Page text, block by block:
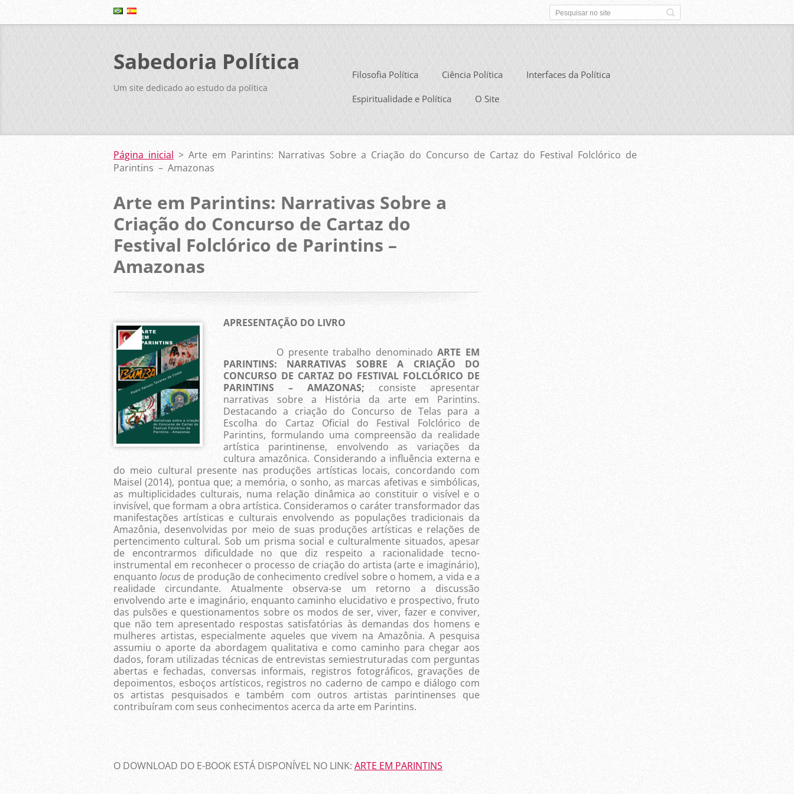
Sabedoria Política
Um site dedicado ao estudo da política
Filosofia Política Ciência Política Interfaces da Política
Espiritualidade e Política O Site
Página inicial > Arte em Parintins: Narrativas Sobre a Criação do Concurso de Cartaz do Festival Folclórico de
Parintins – Amazonas
Arte em Parintins: Narrativas Sobre a
Criação do Concurso de Cartaz do
Festival Folclórico de Parintins –
Amazonas
APRESENTAÇÃO DO LIVRO
O presente trabalho denominadoARTE EM
PARINTINS: NARRATIVAS SOBRE A CRIAÇÃO DO
CONCURSO DE CARTAZ DO FESTIVAL FOLCLÓRICO DE
PARINTINS – AMAZONAS; consiste apresentar
narrativas sobre a História da arte em Parintins.
Destacando a criação do Concurso de Telas para a
Escolha do Cartaz Oficial do Festival Folclórico de
Parintins, formulando uma compreensão da realidade
artística parintinense, envolvendo as variações da
cultura amazônica. Considerando a influência externa e
do meio cultural presente nas produções artísticas locais, concordando com
Maisel (2014), pontua que; a memória, o sonho, as marcas afetivas e simbólicas,
as multiplicidades culturais, numa relação dinâmica ao constituir o visível e o
invisível, que formam a obra artística. Consideramos o caráter transformador das
manifestações artísticas e culturais envolvendo as populações tradicionais da
Amazônia, desenvolvidas por meio de suas produções artísticas e relações de
pertencimento cultural. Sob um prisma social e culturalmente situados, apesar
de encontrarmos dificuldade no que diz respeito a racionalidade tecno-
instrumental em reconhecer o processo de criação do artista (arte e imaginário),
enquantolocusde produção de conhecimento credível sobre o homem, a vida e a
realidade circundante. Atualmente observa-se um retorno a discussão
envolvendo arte e imaginário, enquanto caminho elucidativo e prospectivo, fruto
das pulsões e questionamentos sobre os modos de ser, viver, fazer e conviver,
que não tem apresentado respostas satisfatórias às demandas dos homens e
mulheres artistas, especialmente aqueles que vivem na Amazônia. A pesquisa
assumiu o aporte da abordagem qualitativa e como caminho para chegar aos
dados, foram utilizadas técnicas de entrevistas semiestruturadas com perguntas
abertas e fechadas, conversas informais, registros fotográficos, gravações de
depoimentos, esboços artísticos, registros no caderno de campo e diálogo com
os artistas pesquisados e também com outros artistas parintinenses que
contribuíram com seus conhecimentos acerca da arte em Parintins.
O DOWNLOAD DO E-BOOK ESTÁ DISPONÍVEL NO LINK: ARTE EM PARINTINS